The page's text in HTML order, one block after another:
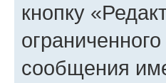
кнопку
сообщения